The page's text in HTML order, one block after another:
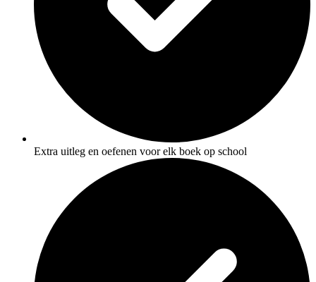
Extra uitleg en oefenen voor elk boek op school